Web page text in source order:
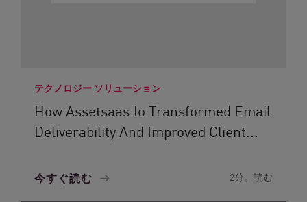
テクノロジー ソリューション
How Assetsaas.io Transformed Email
Deliverability And Improved Client...
今すぐ読む 2分。読む